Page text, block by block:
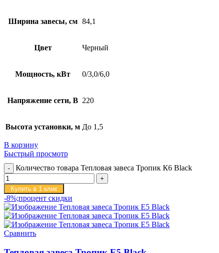
Ширина завесы, см 84,1
Цвет Черный
Мощность, кВт 0/3,0/6,0
Напряжение сети, В 220
Высота установки, м До 1,5
В корзину
Быстрый просмотр
Количество товара Тепловая завеса Тропик К6 Black
Купить в 1 клик
-8%;процент скидки
Сравнить